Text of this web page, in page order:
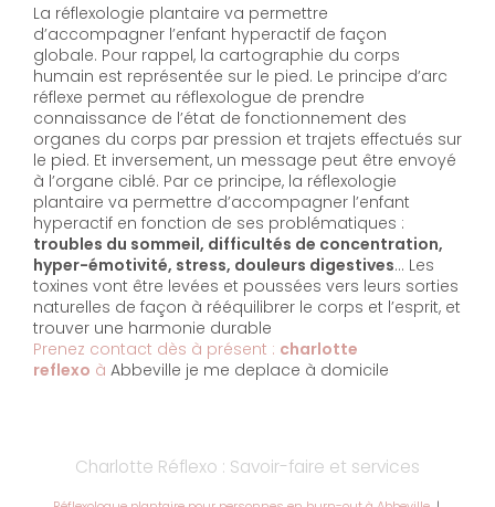
La réflexologie plantaire va permettre
d’accompagner l’enfant hyperactif de façon
globale. Pour rappel, la cartographie du corps
humain est représentée sur le pied. Le principe d’arc
réflexe permet au réflexologue de prendre
connaissance de l’état de fonctionnement des
organes du corps par pression et trajets effectués sur
le pied. Et inversement, un message peut être envoyé
à l’organe ciblé. Par ce principe, la réflexologie
plantaire va permettre d’accompagner l’enfant
hyperactif en fonction de ses problématiques :
troubles du sommeil, difficultés de concentration,
hyper-émotivité, stress, douleurs digestives… Les
toxines vont être levées et poussées vers leurs sorties
naturelles de façon à rééquilibrer le corps et l’esprit, et
trouver une harmonie durable
Prenez contact dès à présent : charlotte
reflexo à Abbeville je me deplace à domicile
Charlotte Réflexo : Savoir-faire et services